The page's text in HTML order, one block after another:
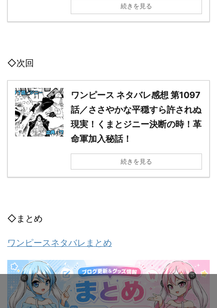
続きを見る
◇次回
ワンピース ネタバレ感想 第1097
話／ささやかな平穏すら許されぬ
現実！くまとジニー決断の時！革
命軍加入秘話！
続きを見る
◇まとめ
ワンピースネタバレまとめ